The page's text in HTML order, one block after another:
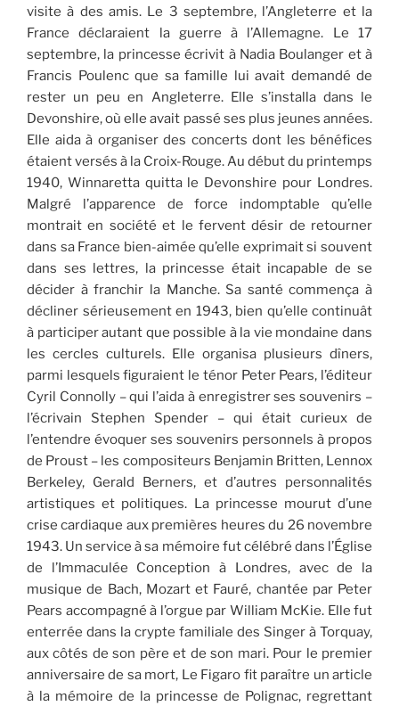
visite à des amis. Le 3 septembre, l’Angleterre et la
France déclaraient la guerre à l’Allemagne. Le 17
septembre, la princesse écrivit à Nadia Boulanger et à
Francis Poulenc que sa famille lui avait demandé de
rester un peu en Angleterre. Elle s’installa dans le
Devonshire, où elle avait passé ses plus jeunes années.
Elle aida à organiser des concerts dont les bénéfices
étaient versés à la Croix-Rouge. Au début du printemps
1940, Winnaretta quitta le Devonshire pour Londres.
Malgré l’apparence de force indomptable qu’elle
montrait en société et le fervent désir de retourner
dans sa France bien-aimée qu’elle exprimait si souvent
dans ses lettres, la princesse était incapable de se
décider à franchir la Manche. Sa santé commença à
décliner sérieusement en 1943, bien qu’elle continuât
à participer autant que possible à la vie mondaine dans
les cercles culturels. Elle organisa plusieurs dîners,
parmi lesquels figuraient le ténor Peter Pears, l’éditeur
Cyril Connolly – qui l’aida à enregistrer ses souvenirs –
l’écrivain Stephen Spender – qui était curieux de
l’entendre évoquer ses souvenirs personnels à propos
de Proust – les compositeurs Benjamin Britten, Lennox
Berkeley, Gerald Berners, et d’autres personnalités
artistiques et politiques. La princesse mourut d’une
crise cardiaque aux premières heures du 26 novembre
1943. Un service à sa mémoire fut célébré dans l’Église
de l’Immaculée Conception à Londres, avec de la
musique de Bach, Mozart et Fauré, chantée par Peter
Pears accompagné à l’orgue par William McKie. Elle fut
enterrée dans la crypte familiale des Singer à Torquay,
aux côtés de son père et de son mari. Pour le premier
anniversaire de sa mort, Le Figaro fit paraître un article
à la mémoire de la princesse de Polignac, regrettant